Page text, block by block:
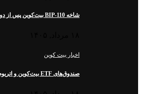
شاخه BIP-110 بیت‌کوین پس از دو بلاک متوقف…
اخبار بیت کوین
صندوق‌های ETF بیت‌کوین و اتریوم ۱.۱ میلیارد دلار…